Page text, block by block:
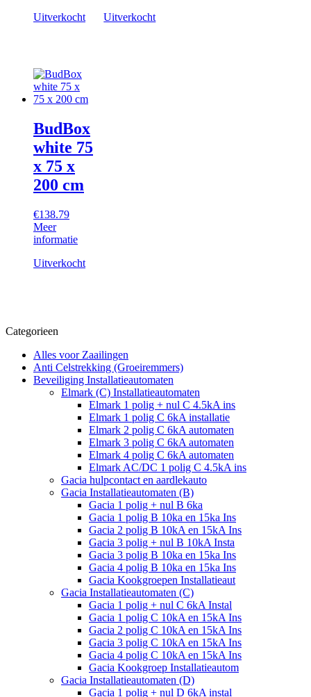
Uitverkocht
Uitverkocht
BudBox
white 75
x 75 x
200 cm
€138.79
Meer
informatie
Uitverkocht
Categorieen
Alles voor Zaailingen
Anti Celstrekking (Groeiremmers)
Beveiliging Installatieautomaten
Elmark (C) Installatieautomaten
Elmark 1 polig + nul C 4.5kA ins
Elmark 1 polig C 6kA installatie
Elmark 2 polig C 6kA automaten
Elmark 3 polig C 6kA automaten
Elmark 4 polig C 6kA automaten
Elmark AC/DC 1 polig C 4.5kA ins
Gacia hulpcontact en aardlekauto
Gacia Installatieautomaten (B)
Gacia 1 polig + nul B 6ka
Gacia 1 polig B 10ka en 15ka Ins
Gacia 2 polig B 10kA en 15kA Ins
Gacia 3 polig + nul B 10kA Insta
Gacia 3 polig B 10ka en 15ka Ins
Gacia 4 polig B 10ka en 15ka Ins
Gacia Kookgroepen Installatieaut
Gacia Installatieautomaten (C)
Gacia 1 polig + nul C 6kA Instal
Gacia 1 polig C 10kA en 15kA Ins
Gacia 2 polig C 10kA en 15kA Ins
Gacia 3 polig C 10kA en 15kA Ins
Gacia 4 polig C 10kA en 15kA Ins
Gacia Kookgroep Installatieautom
Gacia Installatieautomaten (D)
Gacia 1 polig + nul D 6kA instal